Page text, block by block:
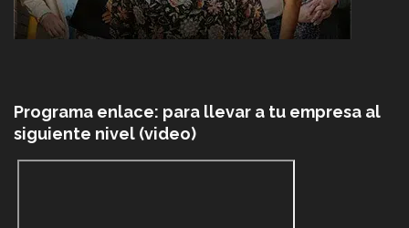
Programa enlace: para llevar a tu empresa al
siguiente nivel (video)